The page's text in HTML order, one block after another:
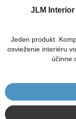
JLM
Jeden produkt.
osvieženie interiéru
účinne